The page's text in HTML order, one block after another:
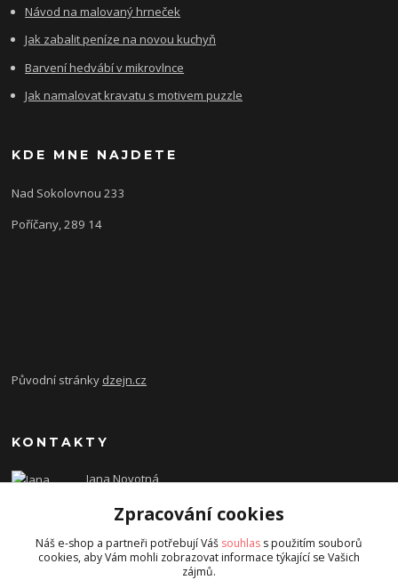
Návod na malovaný hrneček
Jak zabalit peníze na novou kuchyň
Barvení hedvábí v mikrovlnce
Jak namalovat kravatu s motivem puzzle
KDE MNE NAJDETE
Nad Sokolovnou 233
Poříčany, 289 14
Původní stránky dzejn.cz
KONTAKTY
Jana Novotná
dzejn.n@email.cz
Zpracování cookies
Náš e-shop a partneři potřebují Váš souhlas s použitím souborů
cookies, aby Vám mohli zobrazovat informace týkající se Vašich
zájmů.